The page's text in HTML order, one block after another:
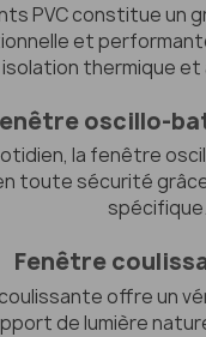
PVC constitue un
et
isolation thermique
oscillo-
la fenêtre
toute sécurité
spécifique.
Fenêtre
offre un
de lumière